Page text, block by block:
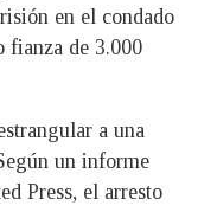
en el condado
fianza de 3.000
a una
un informe
Press, el arresto